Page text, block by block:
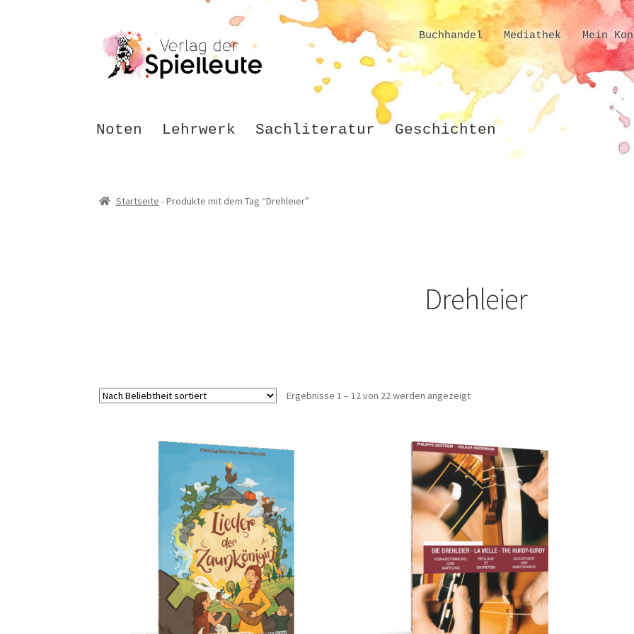
Zur
Navigation
springen
Zum
Inhalt
springen
Buchhandel Mediathek Mein
Noten Lehrwerk Sachliteratur Geschichten
Startseite -Produkte mit dem Tag “Drehleier”
Drehleier
Ergebnisse 1 – 12 von 22 werden angezeigtNach